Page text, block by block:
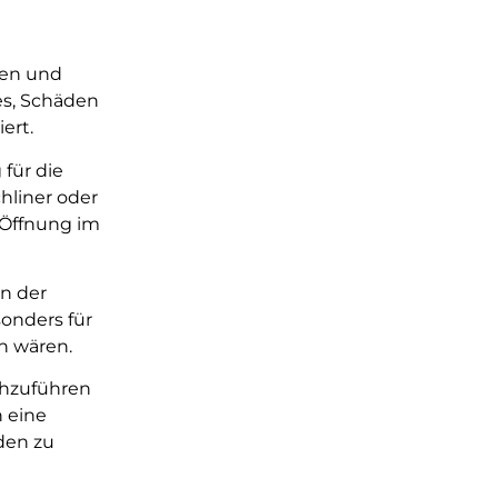
und
Schäden
für die
oder
im
der
für
wären.
eine
zu